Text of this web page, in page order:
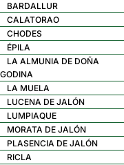
BARDALLUR
CALATORAO
CHODES
ÉPILA
LA ALMUNIA DE DOÑA
GODINA
LA MUELA
LUCENA DE JALÓN
LUMPIAQUE
MORATA DE JALÓN
PLASENCIA DE JALÓN
RICLA